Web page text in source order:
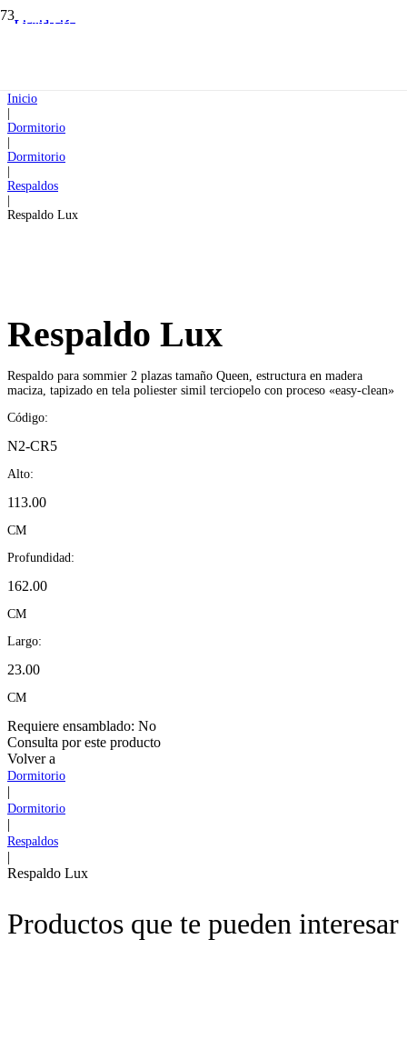
Inicio
Dormitorio
Dormitorio
Respaldos
Respaldo Lux
Respaldo Lux
Respaldo para sommier 2 plazas tamaño Queen, estructura en madera
maciza, tapizado en tela poliester simil terciopelo con proceso «easy-clean»
Código:
N2-CR5
Alto:
113.00
CM
Profundidad:
162.00
CM
Largo:
23.00
CM
Requiere ensamblado: No
Consulta por este producto
Volver a
Dormitorio
|
Dormitorio
|
Respaldos
|
Respaldo Lux
Productos que te pueden interesar
Liquidación
Liquidación
Liquidación
Liquidación
Liquidación